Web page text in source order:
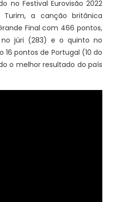
no Festival Eurovisão 2022
Turim, a canção britânica
Final com 466 pontos,
júri (283) e o quinto no
pontos de Portugal (10 do
o melhor resultado do país